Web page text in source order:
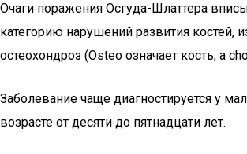
Очаги поражения Осгуда-Шлаттера
категорию нарушений развития костей,
остеохондроз (Osteo означает кость, а
Заболевание чаще диагностируется у
возрасте от десяти до пятнадцати лет.